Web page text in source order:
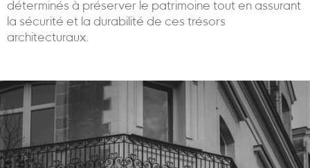
déterminés à préserver le patrimoine tout en assurant
la sécurité et la durabilité de ces trésors
architecturaux.